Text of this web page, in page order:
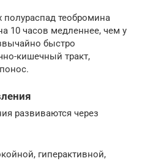
полураспад теобромина
10 часов медленнее, чем у
быстро
кишечный тракт,
развиваются через
гиперактивной,